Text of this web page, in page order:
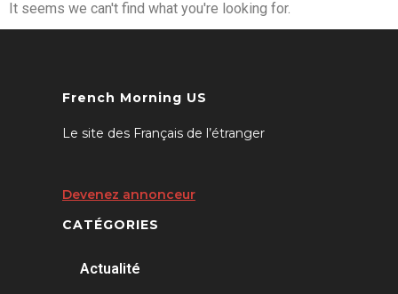
It seems we can't find what you're looking for.
French Morning US
Le site des Français de l’étranger
Devenez annonceur
CATÉGORIES
Actualité